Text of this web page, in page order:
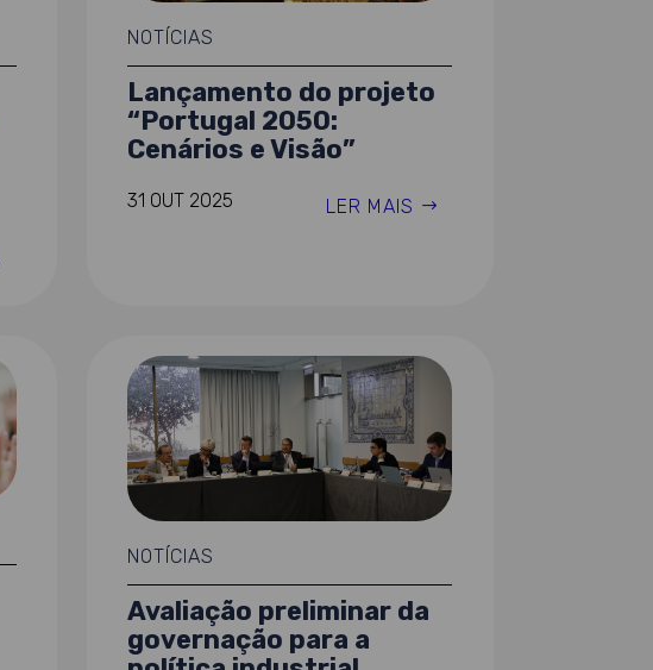
NOTÍCIAS
Lançamento do projeto
“Portugal 2050:
Cenários e Visão”
31 OUT 2025 LER MAIS
NOTÍCIAS
Avaliação preliminar da
governação para a